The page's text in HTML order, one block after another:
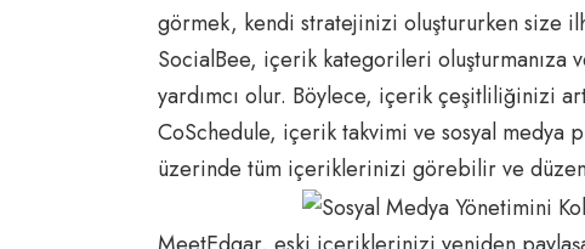
görmek, kendi stratejinizi oluştururken size
SocialBee, içerik kategorileri oluşturmanıza
yardımcı olur. Böylece, içerik çeşitliliğinizi
CoSchedule, içerik takvimi ve sosyal medya
üzerinde tüm içeriklerinizi görebilir ve